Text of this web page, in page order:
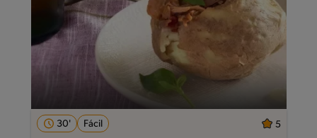
30' Fácil 5